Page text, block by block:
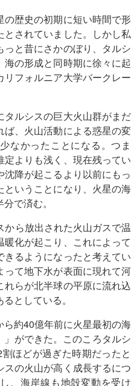
の歴史の初期に短い時間で形
されていました。しかし私
と昔にさかのぼり、タルシ
の形成と同時期に徐々に起
フォルニア大学バークレー
ルシスの巨大火山群がまだ
、火山活動による惑星の変
なかったことになる。つま
定よりも浅く、現在残ってい
降が起こるより以前にもっ
ということになり、火星の海
で済む。
から放出された火山ガスで温
化が起こり、これによって
るようになったと考えてい
って地下水が表面に現れて河
らが北半球の平原に流れ込
としている。
約40億年前に火星最初の海
ができた。このころタルシ
ほどが過ぎた時期だったと
の火山が高く成長するにつ
、海岸線も地殻変動を受け